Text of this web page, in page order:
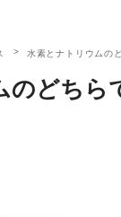
水素とナトリウムの
のどちら